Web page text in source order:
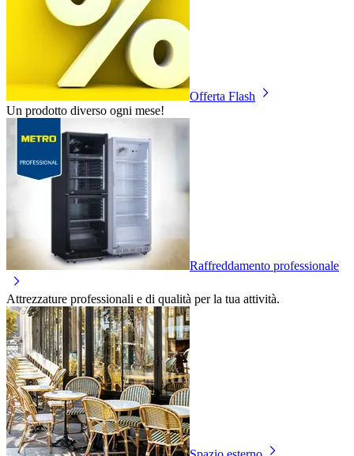
Offerta Flash
Un prodotto diverso ogni mese!
Raffreddamento professionale
Attrezzature professionali e di qualità per la tua attività.